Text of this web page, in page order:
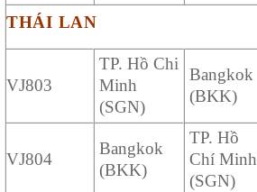
THÁI LAN
VJ803
TP. Hồ Chi
Minh
(SGN)
Bangkok
(BKK)
VJ804
Bangkok
(BKK)
TP. Hồ
Chí Minh
(SGN)